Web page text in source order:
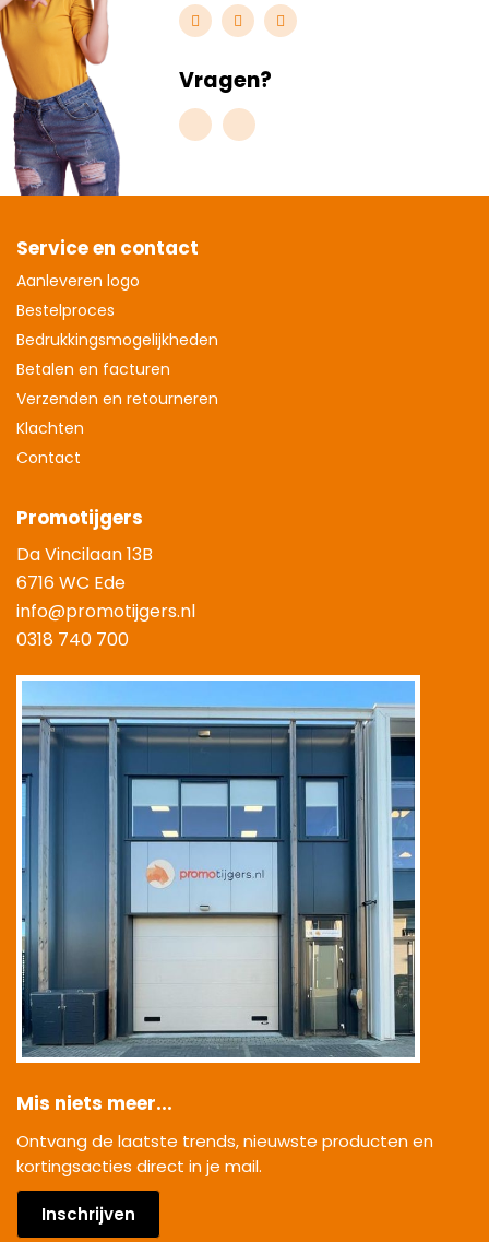
Vragen?
Service en contact
Aanleveren logo
Bestelproces
Bedrukkingsmogelijkheden
Betalen en facturen
Verzenden en retourneren
Klachten
Contact
Promotijgers
Da Vincilaan 13B
6716 WC Ede
info@promotijgers.nl
0318 740 700
Mis niets meer...
Ontvang de laatste trends, nieuwste producten en
kortingsacties direct in je mail.
Inschrijven